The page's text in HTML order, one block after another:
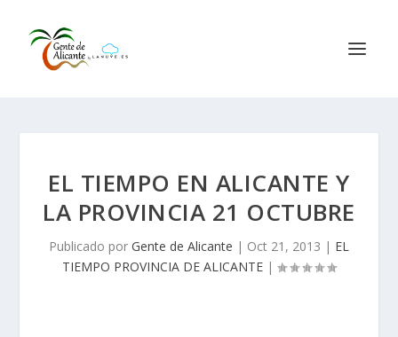
EL TIEMPO EN ALICANTE Y
LA PROVINCIA 21 OCTUBRE
Publicado por Gente de Alicante | Oct 21, 2013 | EL
TIEMPO PROVINCIA DE ALICANTE |